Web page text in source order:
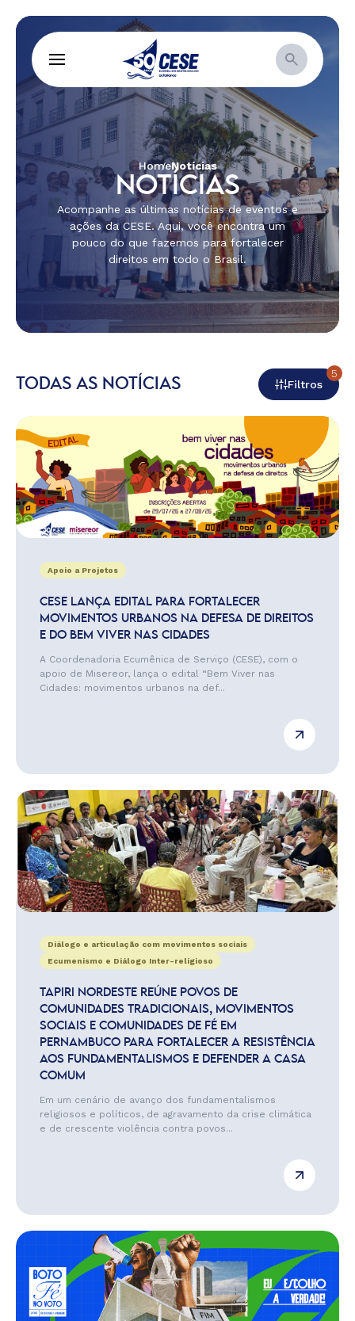
HomeNotícias
NOTÍCIAS
Acompanhe as últimas notícias de eventos e
ações da CESE. Aqui, você encontra um
pouco do que fazemos para fortalecer
direitos em todo o Brasil.
TODAS AS NOTÍCIAS Filtros
5
Apoio a Projetos
CESE LANÇA EDITAL PARA FORTALECER
MOVIMENTOS URBANOS NA DEFESA DE DIREITOS
E DO BEM VIVER NAS CIDADES
A Coordenadoria Ecumênica de Serviço (CESE), com o
apoio de Misereor, lança o edital “Bem Viver nas
Cidades: movimentos urbanos na def...
Diálogo e articulação com movimentos sociais
Ecumenismo e Diálogo Inter-religioso
TAPIRI NORDESTE REÚNE POVOS DE
COMUNIDADES TRADICIONAIS, MOVIMENTOS
SOCIAIS E COMUNIDADES DE FÉ EM
PERNAMBUCO PARA FORTALECER A RESISTÊNCIA
AOS FUNDAMENTALISMOS E DEFENDER A CASA
COMUM
Em um cenário de avanço dos fundamentalismos
religiosos e políticos, de agravamento da crise climática
e de crescente violência contra povos...